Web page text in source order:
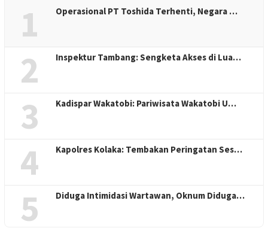
1 Operasional PT Toshida Terhenti, Negara …
2 Inspektur Tambang: Sengketa Akses di Lua…
3 Kadispar Wakatobi: Pariwisata Wakatobi U…
4 Kapolres Kolaka: Tembakan Peringatan Ses…
5 Diduga Intimidasi Wartawan, Oknum Diduga…